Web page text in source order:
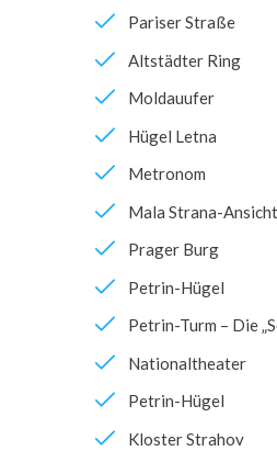
Pariser Straße
Altstädter Ring
Moldauufer
Hügel Letna
Metronom
Mala Strana-Ansicht
Prager Burg
Petrin-Hügel
Petrin-Turm – Die
Nationaltheater
Petrin-Hügel
Kloster Strahov